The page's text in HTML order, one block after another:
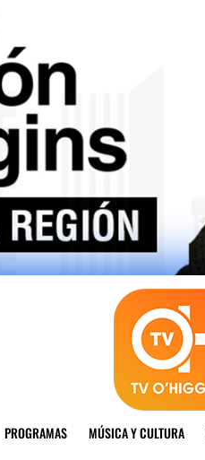
PROGRAMAS MÚSICA Y CULTURA